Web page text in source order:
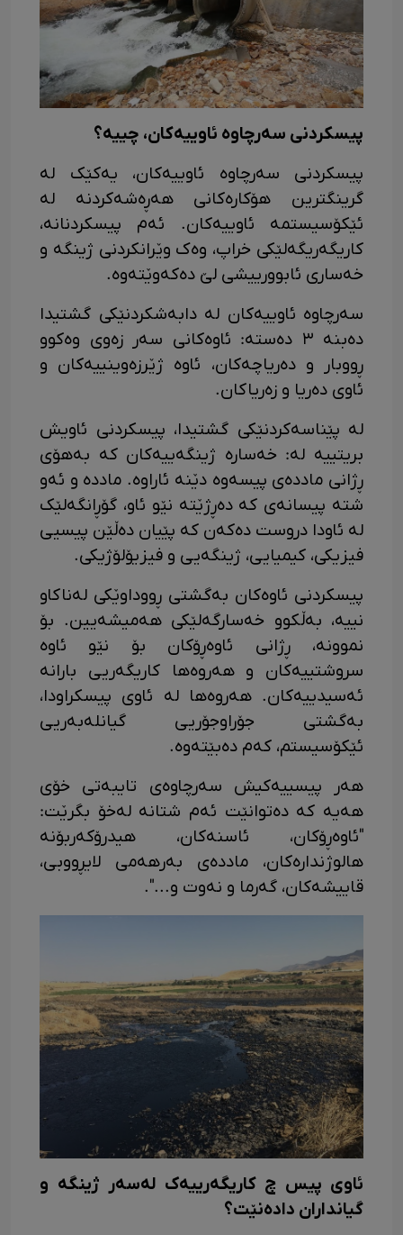
پیسکردنی سەرچاوە ئاوییەکان، چییە؟
پیسکردنی سەرچاوە ئاوییەکان، یەکێک لە
گرینگترین هۆکارەکانی هەڕەشەکردنە لە
ئێکۆسیستمە ئاوییەکان. ئەم پیسکردنانە،
کاریگەریگەلێکی خراپ، وەک وێرانکردنی ژینگە و
خەساری ئابوورییشی لێ دەکەوێتەوە.
سەرچاوە ئاوییەکان لە دابەشکردنێکی گشتیدا
دەبنە ٣ دەستە: ئاوەکانی سەر زەوی وەکوو
ڕووبار و دەریاچەکان، ئاوە ژێرزەوینییەکان و
ئاوی دەریا و زەریاکان.
لە پێناسەکردنێکی گشتیدا، پیسکردنی ئاویش
بریتییە لە: خەسارە ژینگەییەکان کە بەهۆی
ڕژانی ماددەی پیسەوە دێنە ئاراوە. ماددە و ئەو
شتە پیسانەی کە دەڕژێتە نێو ئاو، گۆڕانگەلێک
لە ئاودا دروست دەکەن کە پێیان دەڵێن پیسیی
فیزیکی، کیمیایی، ژینگەیی و فیزیۆلۆژیکی.
پیسکردنی ئاوەکان بەگشتی ڕووداوێکی لەناکاو
نییە، بەڵکوو خەسارگەلێکی هەمیشەیین. بۆ
نموونە، ڕژانی ئاوەڕۆکان بۆ نێو ئاوە
سروشتییەکان و هەروەها کاریگەریی بارانە
ئەسیدییەکان. هەروەها لە ئاوی پیسکراودا،
بەگشتی جۆراوجۆریی گیانلەبەریی
ئێکۆسیستم، کەم دەبێتەوە.
هەر پیسییەکیش سەرچاوەی تایبەتی خۆی
هەیە کە دەتوانێت ئەم شتانە لەخۆ بگرێت:
"ئاوەڕۆکان، ئاسنەکان، هیدرۆکەربۆنە
هالوژندارەکان، ماددەی بەرهەمی لایڕووبی،
قاییشەکان، گەرما و نەوت و...".
ئاوی پیس چ کاریگەرییەک لەسەر ژینگە و
گیانداران دادەنێت؟